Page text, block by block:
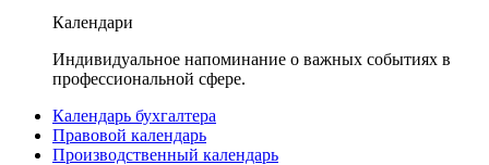
Календари
Индивидуальное напоминание о важных событиях в
профессиональной сфере.
Календарь бухгалтера
Правовой календарь
Производственный календарь